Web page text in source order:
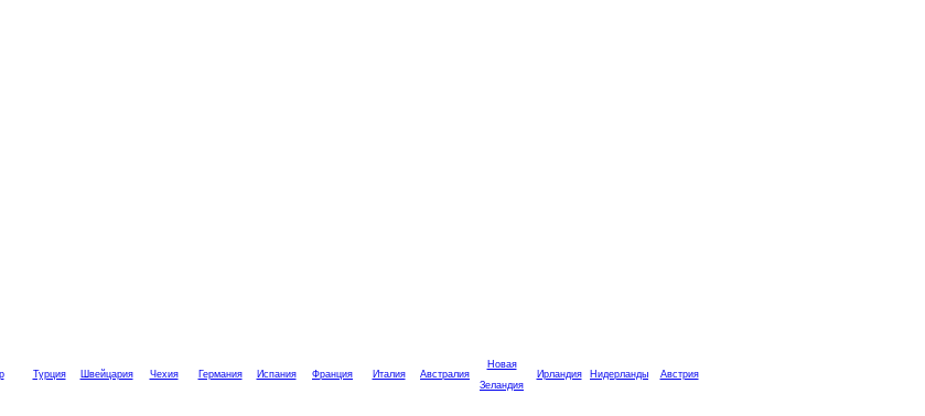
Турция Швейцария Чехия Германия Испания Франция Италия Австралия
Новая
Зеландия
Ирландия Нидерланды Австрия